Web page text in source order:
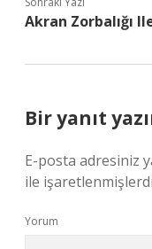
Akran Zorbalığı
Bir yanıt
E-posta adresiniz
ile
Yorum